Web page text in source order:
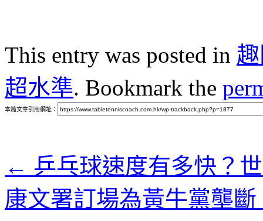
This entry was posted in
超水準. Bookmark the
本篇文章引用網址：
← 乒乓球速度有多快？
康文署訂場為黃牛黨壟